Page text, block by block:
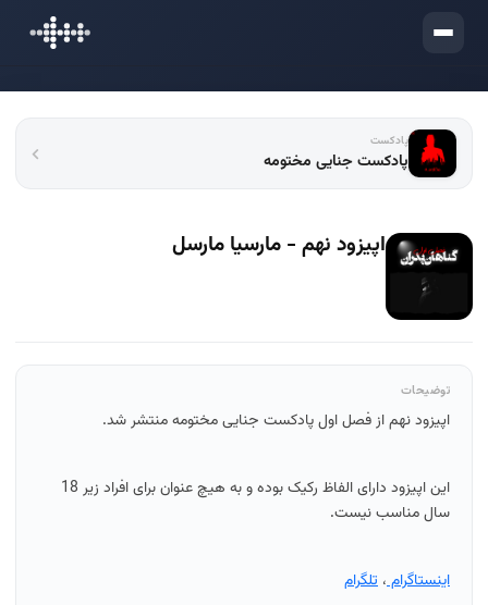
ورود
پادکست
پادکست جنایی مختومه
اپیزود نهم - مارسیا مارسل
توضیحات
اپیزود نهم از فصل اول پادکست جنایی مختومه منتشر شد.
این اپیزود دارای الفاظ رکیک بوده و به هیچ عنوان برای افراد زیر 18
سال مناسب نیست.
اینستاگرام، تلگرام